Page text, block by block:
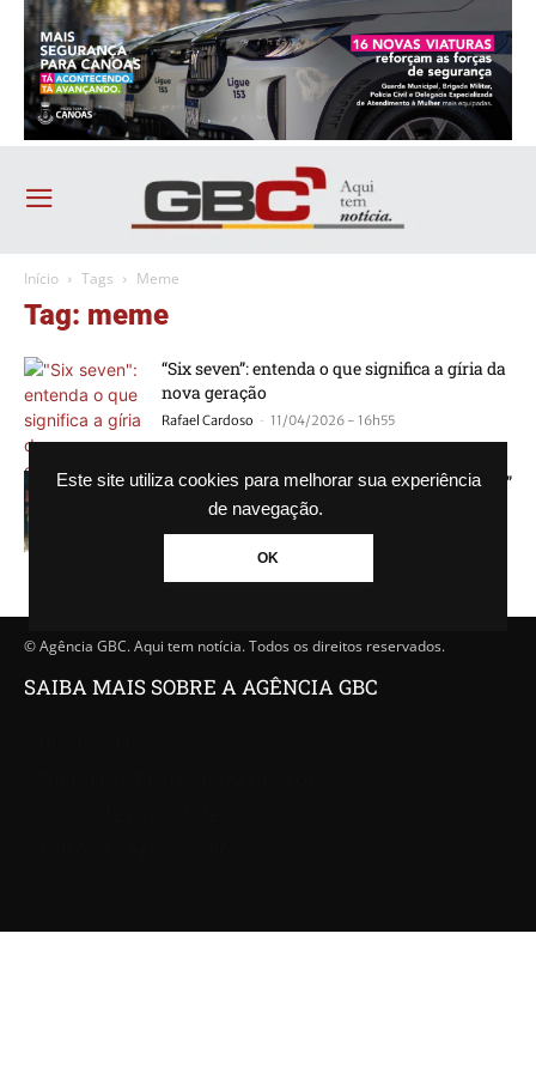
Este site utiliza cookies para melhorar sua experiência
de navegação.
OK
Início Tags Meme
Tag: meme
“Six seven”: entenda o que significa a gíria da
nova geração
Rafael Cardoso - 11/04/2026 - 16h55
Cantor da música “Caneta Azul, Azul Caneta”
visita a cidade e tira foto com...
Agência GBC - 14/01/2023 - 21h10
© Agência GBC. Aqui tem notícia. Todos os direitos reservados.
SAIBA MAIS SOBRE A AGÊNCIA GBC